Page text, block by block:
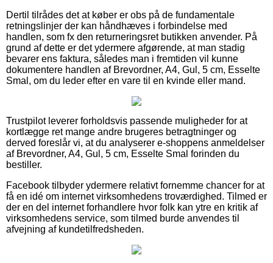
Dertil tilrådes det at køber er obs på de fundamentale
retningslinjer der kan håndhæves i forbindelse med
handlen, som fx den returneringsret butikken anvender. På
grund af dette er det ydermere afgørende, at man stadig
bevarer ens faktura, således man i fremtiden vil kunne
dokumentere handlen af Brevordner, A4, Gul, 5 cm, Esselte
Smal, om du leder efter en vare til en kvinde eller mand.
Trustpilot leverer forholdsvis passende muligheder for at
kortlægge ret mange andre brugeres betragtninger og
derved foreslår vi, at du analyserer e-shoppens anmeldelser
af Brevordner, A4, Gul, 5 cm, Esselte Smal forinden du
bestiller.
Facebook tilbyder ydermere relativt fornemme chancer for at
få en idé om internet virksomhedens troværdighed. Tilmed er
der en del internet forhandlere hvor folk kan ytre en kritik af
virksomhedens service, som tilmed burde anvendes til
afvejning af kundetilfredsheden.